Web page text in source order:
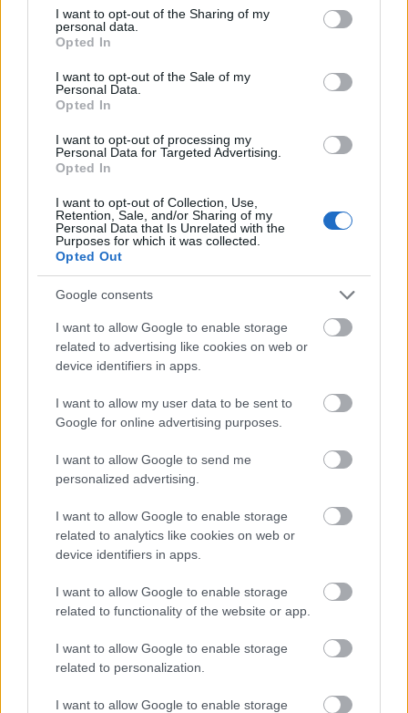
not limited to your visit or usage behaviour. You may click to
grant or deny consent to Google and its third-party tags to
use your data for below specified purposes in below Google
consent section.
I want to opt-out of the Sharing of my
personal data.
Opted In
I want to opt-out of the Sale of my
Personal Data.
Opted In
I want to opt-out of processing my
Personal Data for Targeted Advertising.
Opted In
I want to opt-out of Collection, Use,
Retention, Sale, and/or Sharing of my
Personal Data that Is Unrelated with the
Purposes for which it was collected.
Opted Out
Google consents
I want to allow Google to enable storage
related to advertising like cookies on web or
device identifiers in apps.
I want to allow my user data to be sent to
Google for online advertising purposes.
I want to allow Google to send me
personalized advertising.
I want to allow Google to enable storage
related to analytics like cookies on web or
device identifiers in apps.
I want to allow Google to enable storage
related to functionality of the website or app.
I want to allow Google to enable storage
related to personalization.
I want to allow Google to enable storage
Maffiamódszerekkel próbál elüldözni
önkormányzat
Kettős Mérce vendégszerző•2015. június 16.
Az LMP IX. kerületi képviselője, Jancsó Andrea közölt
posztok tanúsága szerint a BKK és az önkormányzat
útburkolat-felbontással és körbekerítéssel zárta le
egy Határ úti kereskedő üzletét, akinek máshova
Rosenfeld Koppány 2009. január 15.
Elődke egy magyarinfós interjút panaszolt be a
ferencvárosi Választási Bizottságnál, de csak
kinevettette magát. Beadványát érdemi vizsgálat
nélkül elutasították.Novák Előd 2009. január 11.
napján kifogást terjesztett elő a Budapest 12. számú
Országgyűlési Egyéni…
Humanista Párt - 3,68% (vélemény
rovat)